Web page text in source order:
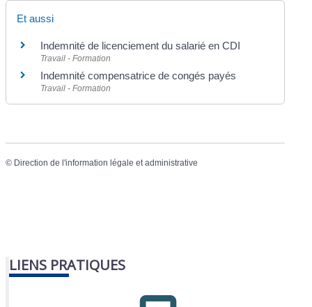
Et aussi
Indemnité de licenciement du salarié en CDI
Travail - Formation
Indemnité compensatrice de congés payés
Travail - Formation
© Direction de l'information légale et administrative
LIENS PRATIQUES